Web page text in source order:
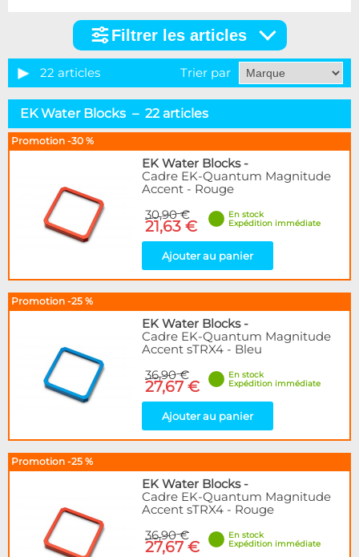
articles
Catégorie
Socket AMD64
10
Sockets 115x & 12x
1
Socket 1700 / 1851
8
Socket LGA 4677
Fixations
2
Alphacool
30
BARROW
3
Thermal Grizzly
13
Tryx
XSPC
2
1
Disponibilité / Promotions
Articles en stock
Articles en promotions
Appliquer
Filtrer les articles
22 articles Trier par
EK Water Blocks – 22 articles
Promotion -30 %
EK Water Blocks-
Cadre EK-Quantum Magnitude
Accent - Rouge
30,90 €
21,63 €
En stock
Expédition immédiate
Ajouter au panier
Promotion -25 %
EK Water Blocks-
Cadre EK-Quantum Magnitude
Accent sTRX4 - Bleu
36,90 €
27,67 €
En stock
Expédition immédiate
Ajouter au panier
Promotion -25 %
EK Water Blocks-
Cadre EK-Quantum Magnitude
Accent sTRX4 - Rouge
36,90 €
27,67 €
En stock
Expédition immédiate